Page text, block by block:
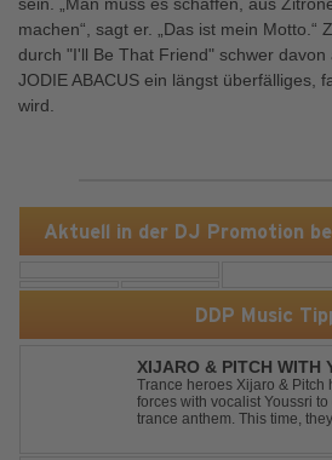
Aktuell in der DJ Promotion
DDP Music
XIJARO & PITCH WITH
YOU WORRY CHILD
Trance heroes Xijaro & Pitch
forces with vocalist Youssri
trance anthem. This time,
machen“, sagt er. „Das ist mein Motto.“
durch "I'll Be That Friend" schwer
JODIE ABACUS ein längst überfälliges,
wird.